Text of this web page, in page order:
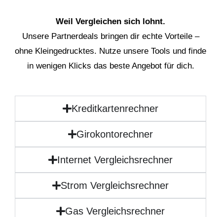
Weil Vergleichen sich lohnt.
Unsere Partnerdeals bringen dir echte Vorteile –
ohne Kleingedrucktes. Nutze unsere Tools und finde
in wenigen Klicks das beste Angebot für dich.
Kreditkartenrechner
Girokontorechner
Internet Vergleichsrechner
Strom Vergleichsrechner
Gas Vergleichsrechner